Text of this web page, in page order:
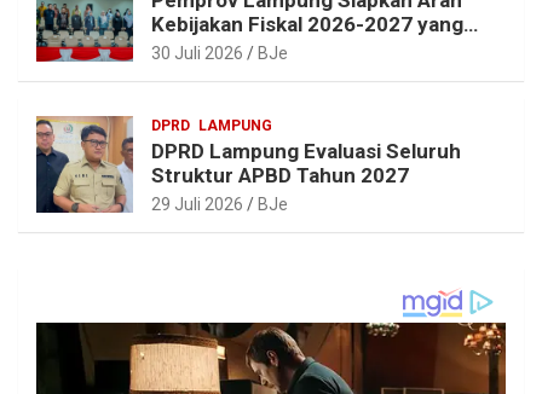
Kebijakan Fiskal 2026-2027 yang
Realistis dan Berkelanjutan
30 Juli 2026 BJe
DPRD LAMPUNG
DPRD Lampung Evaluasi Seluruh
Struktur APBD Tahun 2027
29 Juli 2026 BJe